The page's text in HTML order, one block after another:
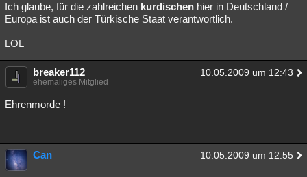
Ich glaube, für die zahlreichen kurdischen hier in Deutschland /
Europa ist auch der Türkische Staat verantwortlich.
LOL
breaker112 10.05.2009 um 12:43
ehemaliges Mitglied
Ehrenmorde !
Can 10.05.2009 um 12:55